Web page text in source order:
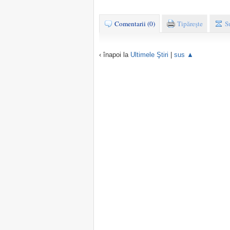
Comentarii (0) Tipăreşte
‹ înapoi la Ultimele Ştiri sus ▲